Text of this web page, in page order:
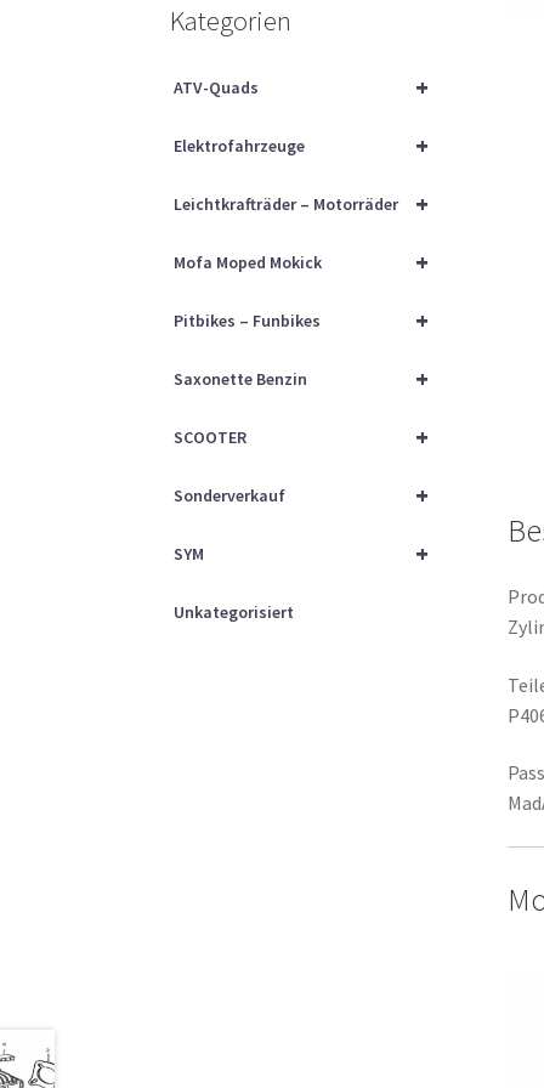
Kategorien
+
ATV-Quads
+
Elektrofahrzeuge
+
Leichtkrafträder – Motorräder
+
Mofa Moped Mokick
+
Pitbikes – Funbikes
+
Saxonette Benzin
+
SCOOTER
+
Sonderverkauf
+
SYM
Unkategorisiert